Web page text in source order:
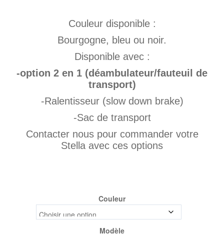
Couleur disponible :
Bourgogne, bleu ou noir.
Disponible avec :
-option 2 en 1 (déambulateur/fauteuil de
transport)
-Ralentisseur (slow down brake)
-Sac de transport
Contacter nous pour commander votre
Stella avec ces options
Couleur
Modèle